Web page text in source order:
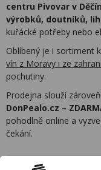
centru Pivovar v
výrobků, doutníků,
kuřácké potřeby nebo
Oblíbený je i sortiment
vín z Moravy i ze
pochutiny.
Prodejna slouží
DonPealo.cz –
pohodlně online a
čekání.